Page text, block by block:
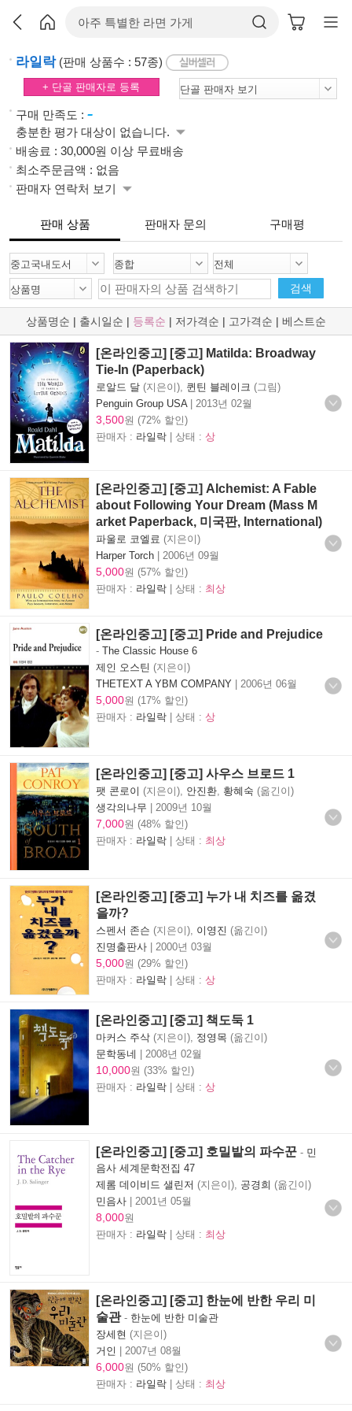
라일락(판매 상품수 : 57종)
+ 단골 판매자로 등록
구매 만족도 : -
충분한 평가 대상이 없습니다.
배송료 : 30,000원 이상 무료배송
최소주문금액 : 없음
판매자 연락처 보기
판매 상품 판매자 문의 구매평
검색
상품명순 | 출시일순 | 등록순 | 저가격순 | 고가격순 | 베스트순
[온라인중고] [중고] Matilda: Broadway
Tie-In (Paperback)
로알드 달 (지은이), 퀸틴 블레이크 (그림)
Penguin Group USA | 2013년 02월
3,500원 (72% 할인)
판매자 : 라일락 | 상태 : 상
[온라인중고] [중고] Alchemist: A Fable
about Following Your Dream (Mass M
arket Paperback, 미국판, International)
파울로 코엘료 (지은이)
Harper Torch | 2006년 09월
5,000원 (57% 할인)
판매자 : 라일락 | 상태 : 최상
[온라인중고] [중고] Pride and Prejudice
- The Classic House 6
제인 오스틴 (지은이)
THETEXT A YBM COMPANY | 2006년 06월
5,000원 (17% 할인)
판매자 : 라일락 | 상태 : 상
[온라인중고] [중고] 사우스 브로드 1
팻 콘로이 (지은이), 안진환 황혜숙 (옮긴이)
생각의나무 | 2009년 10월
7,000원 (48% 할인)
판매자 : 라일락 | 상태 : 최상
[온라인중고] [중고] 누가 내 치즈를 옮겼
을까?
스펜서 존슨 (지은이), 이영진 (옮긴이)
진명출판사 | 2000년 03월
5,000원 (29% 할인)
판매자 : 라일락 | 상태 : 상
[온라인중고] [중고] 책도둑 1
마커스 주삭 (지은이), 정영목 (옮긴이)
문학동네 | 2008년 02월
10,000원 (33% 할인)
판매자 : 라일락 | 상태 : 상
[온라인중고] [중고] 호밀밭의 파수꾼 - 민
음사 세계문학전집 47
제롬 데이비드 샐린저 (지은이), 공경희 (옮긴이)
민음사 | 2001년 05월
8,000원
판매자 : 라일락 | 상태 : 최상
[온라인중고] [중고] 한눈에 반한 우리 미
술관- 한눈에 반한 미술관
장세현 (지은이)
거인 | 2007년 08월
6,000원 (50% 할인)
판매자 : 라일락 | 상태 : 최상